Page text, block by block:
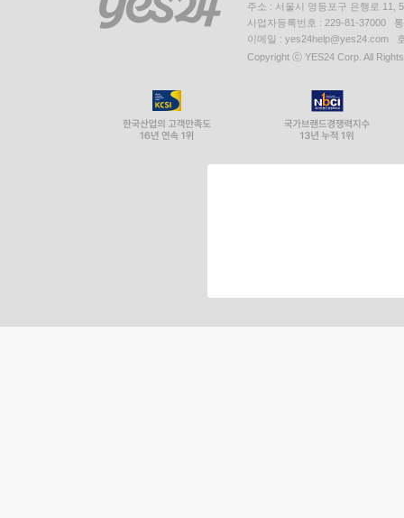
주소 : 서울시 영등포구 은행로 11,
사업자등록번호 : 229-81-37000
이메일 : yes24help@yes24.com
Copyright ⓒ YES24 Corp. All